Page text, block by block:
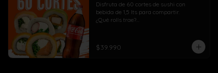
Disfruta de 60 cortes de sushi con
bebida de 1,5 lts para compartir.
¿Qué rolls trae?
10 Kanikama, cebollín, queso crema
envuelto en panko
$39.990